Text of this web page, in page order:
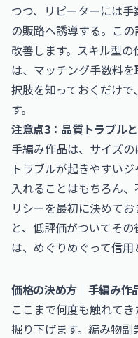
つつ、リピーターには
の販路へ誘導する。こ
改善します。スキル型
は、マッチング手数料
択肢を知っておくだけ
す。
注意点3：品質トラブル
手編み作品は、サイズ
トラブルが起きやすい
入れることはもちろん
リシーを最初に決めて
と、低評価がついてそ
は、めぐりめぐって信用
価格の決め方｜手編み作
ここまで何度も触れて
掘り下げます。編み物